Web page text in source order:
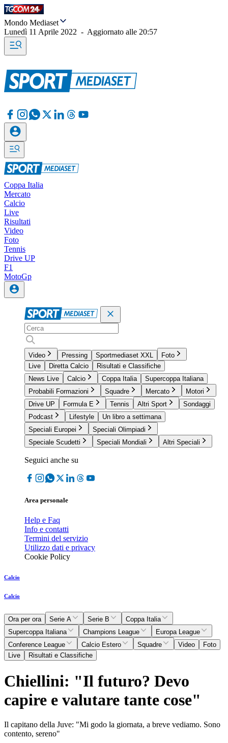
Mondo Mediaset
Lunedì 11 Aprile 2022 - Aggiornato alle 20:57
Coppa Italia
Mercato
Calcio
Live
Risultati
Video
Foto
Tennis
Drive UP
F1
MotoGp
Video Pressing Sportmediaset XXL
Foto
Live
Diretta Calcio
Risultati e Classifiche
News Live
Calcio Coppa Italia
Supercoppa Italiana
Probabili Formazioni
Squadre Mercato
Motori
Drive UP
Formula E Tennis Altri Sport
Sondaggi
Podcast
Lifestyle
Un libro a settimana
Speciali Europei
Speciali Olimpiadi
Speciale Scudetti
Speciali Mondiali Altri Speciali
Seguici anche su
Area personale
Help e Faq
Info e contatti
Termini del servizio
Utilizzo dati e privacy
Cookie Policy
Calcio
Calcio
Ora per ora Serie A Serie B
Coppa Italia
Supercoppa Italiana
Champions League
Europa League
Conference League
Calcio Estero Squadre Video
Foto
Live
Risultati e Classifiche
Chiellini: "Il futuro? Devo
capire e valutare tante cose"
Il capitano della Juve: "Mi godo la giornata, a breve vediamo. Sono
contento, sereno"